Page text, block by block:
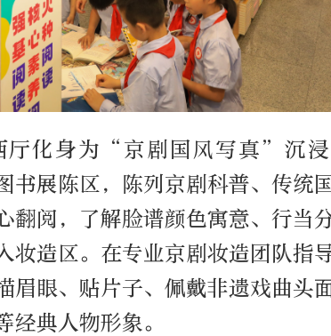
厅化身为“京剧国风写真”沉
书展陈区，陈列京剧科普、传统
翻阅，了解脸谱颜色寓意、行当
妆造区。在专业京剧妆造团队指
眉眼、贴片子、佩戴非遗戏曲头
经典人物形象。